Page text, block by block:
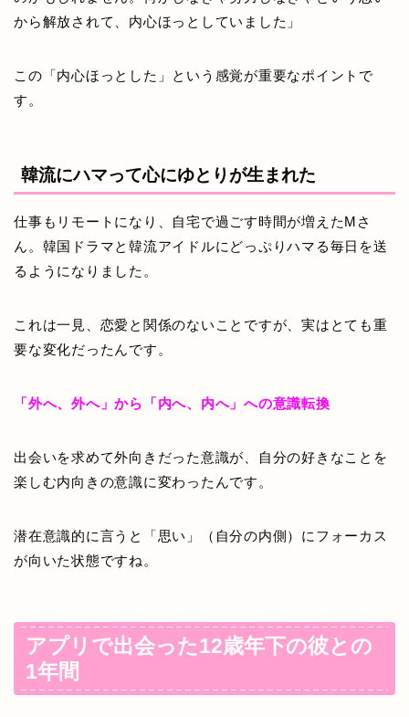
から解放されて、内心ほっとしていました」
この「内心ほっとした」という感覚が重要なポイントで
す。
韓流にハマって心にゆとりが生まれた
仕事もリモートになり、自宅で過ごす時間が増えたMさ
ん。韓国ドラマと韓流アイドルにどっぷりハマる毎日を送
るようになりました。
これは一見、恋愛と関係のないことですが、実はとても重
要な変化だったんです。
「外へ、外へ」から「内へ、内へ」への意識転換
出会いを求めて外向きだった意識が、自分の好きなことを
楽しむ内向きの意識に変わったんです。
潜在意識的に言うと「思い」（自分の内側）にフォーカス
が向いた状態ですね。
アプリで出会った12歳年下の彼との
1年間